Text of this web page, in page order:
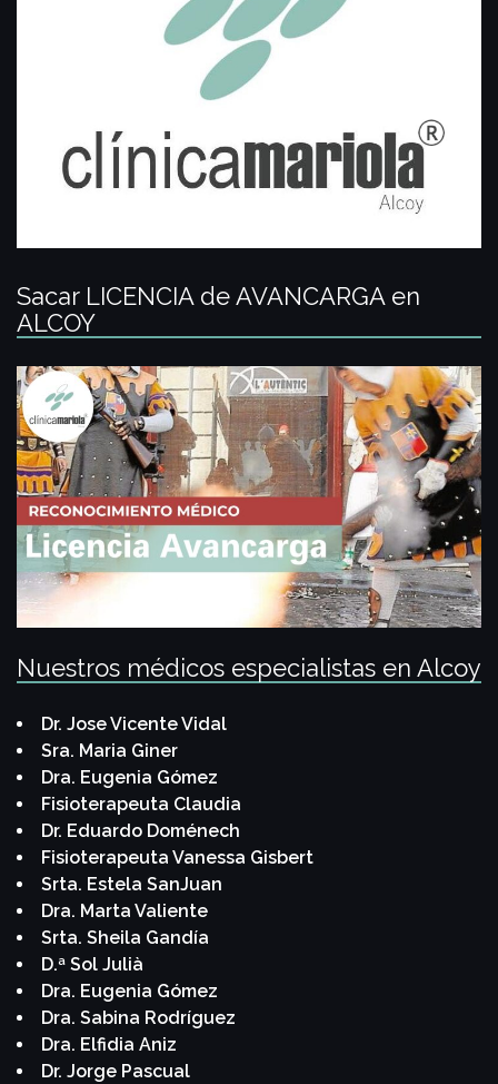
Sacar LICENCIA de AVANCARGA en
ALCOY
Nuestros médicos especialistas en Alcoy
Dr. Jose Vicente Vidal
Sra. Maria Giner
Dra. Eugenia Gómez
Fisioterapeuta Claudia
Dr. Eduardo Doménech
Fisioterapeuta Vanessa Gisbert
Srta. Estela SanJuan
Dra. Marta Valiente
Srta. Sheila Gandía
D.ª Sol Julià
Dra. Eugenia Gómez
Dra. Sabina Rodríguez
Dra. Elfidia Aniz
Dr. Jorge Pascual